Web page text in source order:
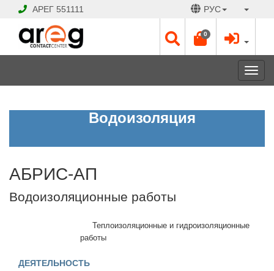
АРЕГ 551111 РУС
0
АБРИС-
Рабочие
Водоизоляция
АБРИС-АП
Водоизоляционные работы
Теплоизоляционные и гидроизоляционные
работы
ДЕЯТЕЛЬНОСТЬ